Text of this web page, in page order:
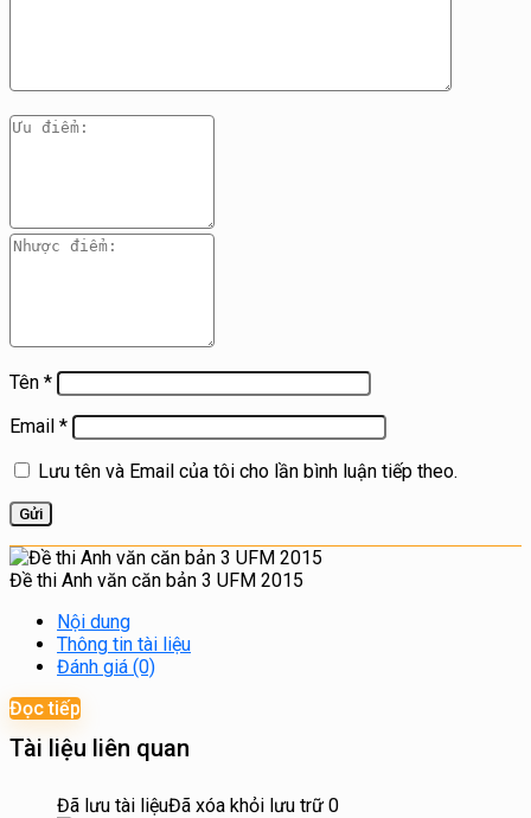
Tên *
Email *
Lưu tên và Email của tôi cho lần bình luận tiếp theo.
Đề thi Anh văn căn bản 3 UFM 2015
Nội dung
Thông tin tài liệu
Đánh giá (0)
Đọc tiếp
Tài liệu liên quan
Đã lưu tài liệuĐã xóa khỏi lưu trữ 0